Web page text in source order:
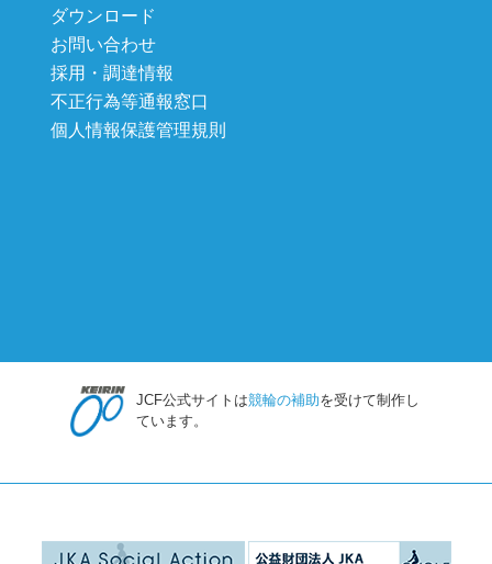
ダウンロード
お問い合わせ
採用・調達情報
不正行為等通報窓口
個人情報保護管理規則
JCF公式サイトは競輪の補助を受けて制作し
ています。